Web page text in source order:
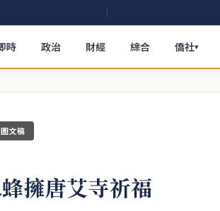
時 政治 財經 綜合 僑社▾
文稿
擁唐艾寺祈福